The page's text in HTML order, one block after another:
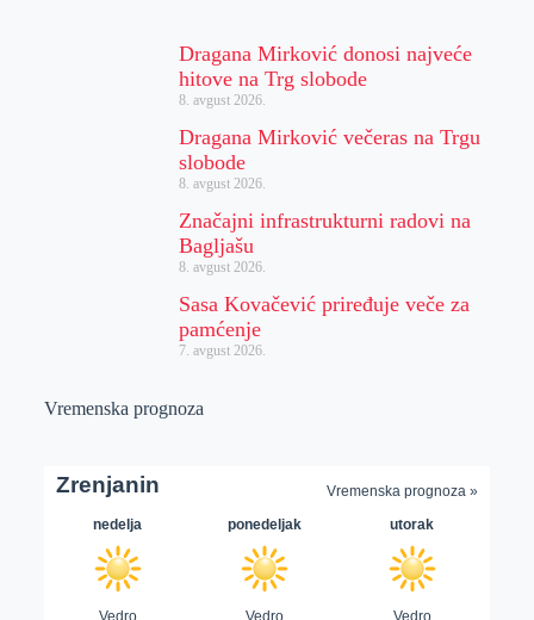
Dragana Mirković donosi najveće
hitove na Trg slobode
8. avgust 2026.
Dragana Mirković večeras na Trgu
slobode
8. avgust 2026.
Značajni infrastrukturni radovi na
Bagljašu
8. avgust 2026.
Sasa Kovačević priređuje veče za
pamćenje
7. avgust 2026.
Vremenska prognoza